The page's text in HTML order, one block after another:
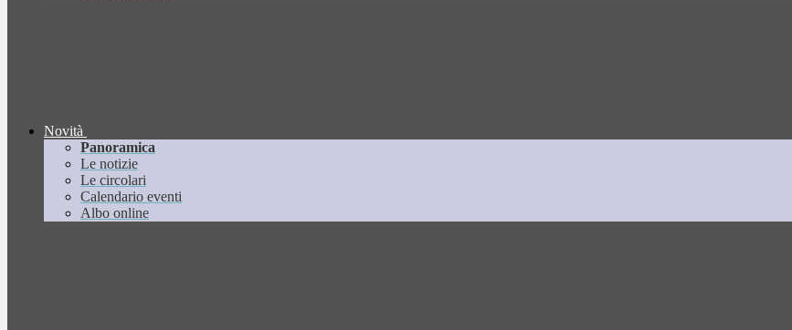
Novità
Panoramica
Le notizie
Le circolari
Calendario eventi
Albo online